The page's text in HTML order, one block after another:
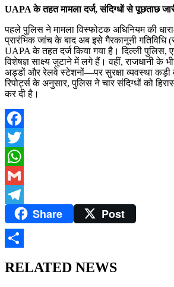
UAPA के तहत मामला दर्ज, संदिग्धों से पूछताछ
पहले पुलिस ने मामला विस्फोटक अधिनियम की
प्रारंभिक जांच के बाद अब इसे गैरकानूनी गतिविधि
UAPA के तहत दर्ज किया गया है। दिल्ली पुलिस,
विशेषज्ञ साक्ष्य जुटाने में लगे हैं। वहीं, राजधानी के
अड्डों और रेलवे स्टेशनों—पर सुरक्षा व्यवस्था कड़ी
रिपोर्ट्स के अनुसार, पुलिस ने चार संदिग्धों को
कर दी है।
Facebook
Twitter
WhatsApp
Gmail
TelegramShare Post
RELATED NEWS